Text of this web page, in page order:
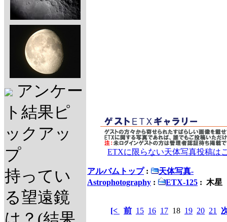
アンケー
ト結果ピ
ックアッ
プ
持ってい
る望遠鏡
ETXに限らない天体写真投稿は
アルバムトップ:
天体写真-
Astrophotography : ETX-125 : 木星
[< 前 15 16 17 18 19 20 21